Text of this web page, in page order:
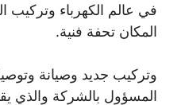
في عالم الكهرباء وتركيب
المكان تحفة فنية.
وتركيب جديد وصيانة
المسؤول بالشركة والذي